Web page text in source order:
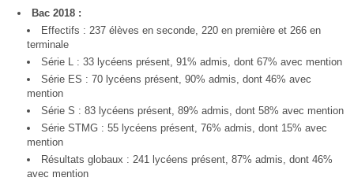
Bac 2018 :
Effectifs : 237 élèves en seconde, 220 en première et 266 en
terminale
Série L : 33 lycéens présent, 91% admis, dont 67% avec mention
Série ES : 70 lycéens présent, 90% admis, dont 46% avec
mention
Série S : 83 lycéens présent, 89% admis, dont 58% avec mention
Série STMG : 55 lycéens présent, 76% admis, dont 15% avec
mention
Résultats globaux : 241 lycéens présent, 87% admis, dont 46%
avec mention